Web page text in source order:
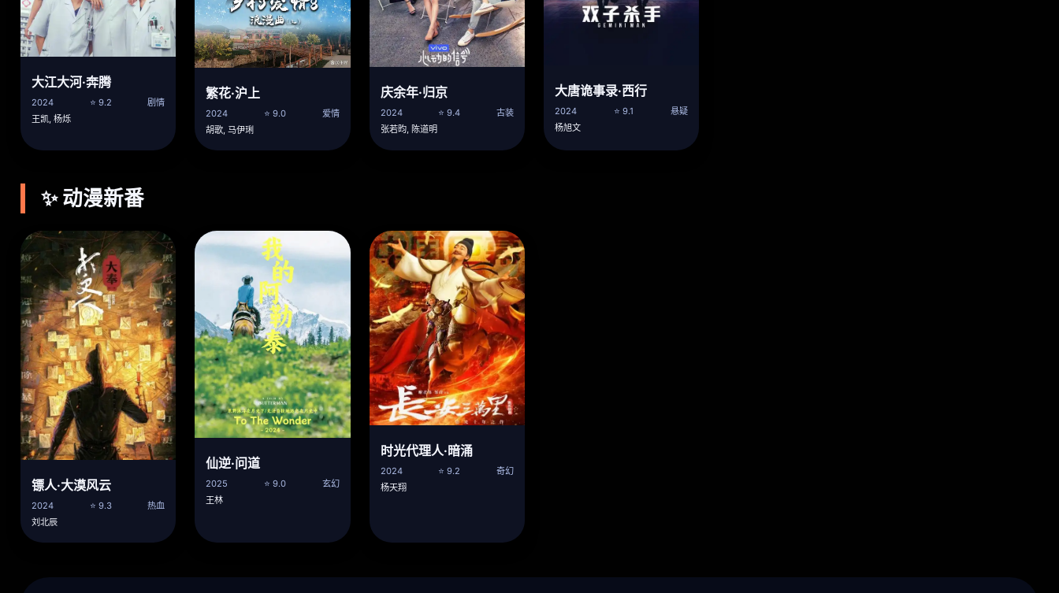
大江大河·奔腾
2024 ⭐ 9.2
剧情
王凯, 杨烁
繁花·沪上
2024 ⭐ 9.0
爱情
胡歌, 马伊琍
庆余年·归京
2024 ⭐ 9.4
古装
张若昀, 陈道明
大唐诡事录·西行
2024 ⭐ 9.1
悬疑
杨旭文
✨ 动漫新番
镖人·大漠风云
2024 ⭐ 9.3
热血
刘北辰
仙逆·问道
2025 ⭐ 9.0
玄幻
王林
时光代理人·暗涌
2024 ⭐ 9.2
奇幻
杨天翔